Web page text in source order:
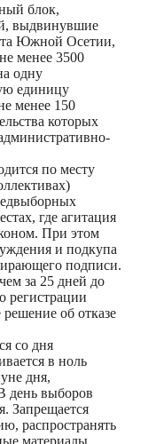
блок,
выдвинувшие
Южной Осетии,
менее 3500
одну
единицу
менее 150
которых
по месту
где агитация
При этом
и подкупа
подписи.
за 25 дней до
регистрации
об отказе
со дня
в ноль
дня,
день выборов
Запрещается
распространять
материалы